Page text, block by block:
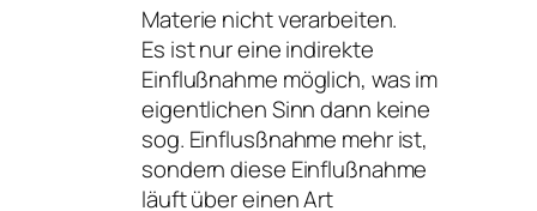
Materie nicht verarbeiten.
Es ist nur eine indirekte
Einflußnahme möglich, was im
eigentlichen Sinn dann keine
sog. Einflusßnahme mehr ist,
sondern diese Einflußnahme
läuft über einen Art